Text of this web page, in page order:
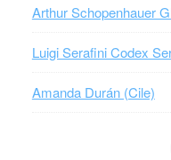
Arthur Schopenhauer
Luigi Serafini Codex
Amanda Durán (Cile)